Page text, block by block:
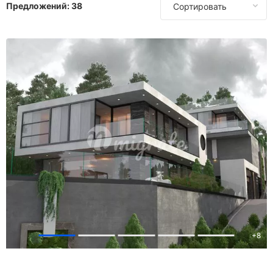
В Италии
В Португалии В Сингапуре
В Таиланде В ОАЭ
В Великобритании В США
Предложений:38 Сортировать
+8